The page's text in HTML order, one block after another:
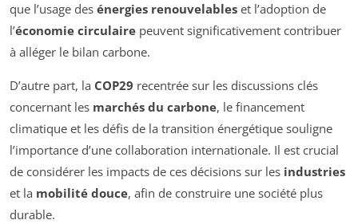
que l’usage des énergies renouvelables et l’adoption de
l’économie circulaire peuvent significativement contribuer
à alléger le bilan carbone.
D’autre part, la COP29 recentrée sur les discussions clés
concernant les marchés du carbone, le financement
climatique et les défis de la transition énergétique souligne
l’importance d’une collaboration internationale. Il est crucial
de considérer les impacts de ces décisions sur les industries
et la mobilité douce, afin de construire une société plus
durable.